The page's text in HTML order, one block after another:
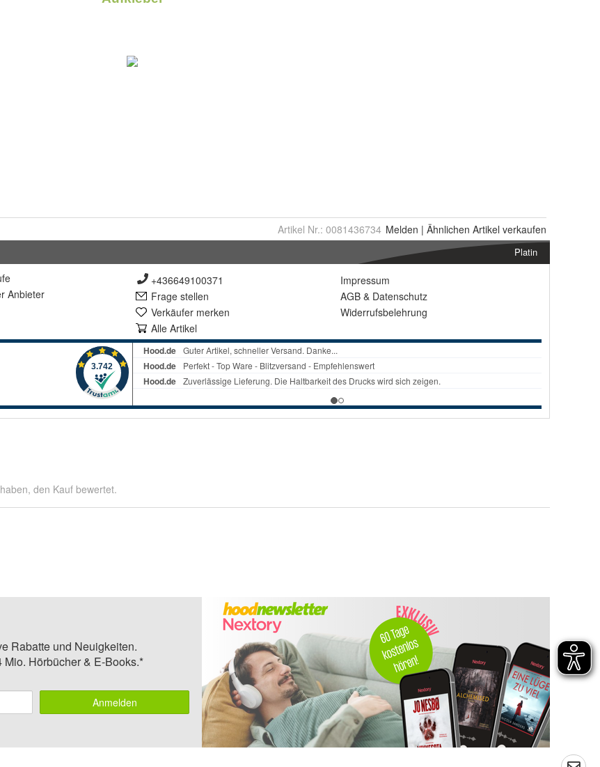
Artikel Nr.: 0081436734 Melden | Ähnlichen Artikel verkaufen
Platin
Anbieter
+436649100371
Frage stellen
Verkäufer merken
Alle Artikel
Impressum
AGB & Datenschutz
Widerrufsbelehrung
den Kauf bewertet.
Rabatte und Neuigkeiten.
Hörbücher & E-Books.*
Anmelden